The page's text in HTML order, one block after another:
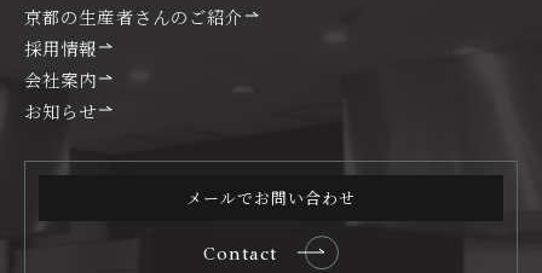
京都の生産者さんのご紹介
採用情報
会社案内
お知らせ
メールでお問い合わせ
Contact